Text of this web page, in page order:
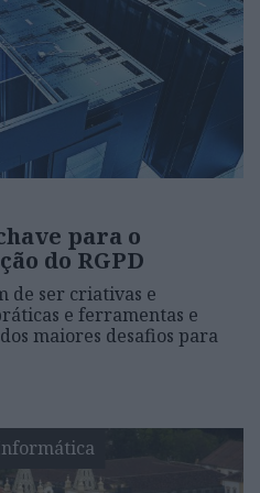
para o
do RGPD
de ser criativas e
e ferramentas e
maiores desafios para